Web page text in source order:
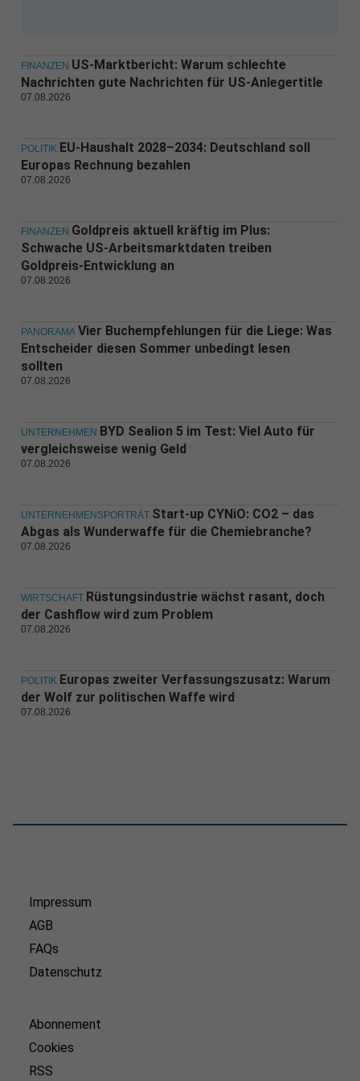
FINANZEN US-Marktbericht: Warum schlechte
Nachrichten gute Nachrichten für US-Anlegertitle
07.08.2026
POLITIK EU-Haushalt 2028–2034: Deutschland soll
Europas Rechnung bezahlen
07.08.2026
FINANZEN Goldpreis aktuell kräftig im Plus:
Schwache US-Arbeitsmarktdaten treiben
Goldpreis-Entwicklung an
07.08.2026
PANORAMA Vier Buchempfehlungen für die Liege: Was
Entscheider diesen Sommer unbedingt lesen
sollten
07.08.2026
UNTERNEHMEN BYD Sealion 5 im Test: Viel Auto für
vergleichsweise wenig Geld
07.08.2026
UNTERNEHMENSPORTRÄT Start-up CYNiO: CO2 – das
Abgas als Wunderwaffe für die Chemiebranche?
07.08.2026
WIRTSCHAFT Rüstungsindustrie wächst rasant, doch
der Cashflow wird zum Problem
07.08.2026
POLITIK Europas zweiter Verfassungszusatz: Warum
der Wolf zur politischen Waffe wird
07.08.2026
Impressum
AGB
FAQs
Datenschutz
Abonnement
Cookies
RSS